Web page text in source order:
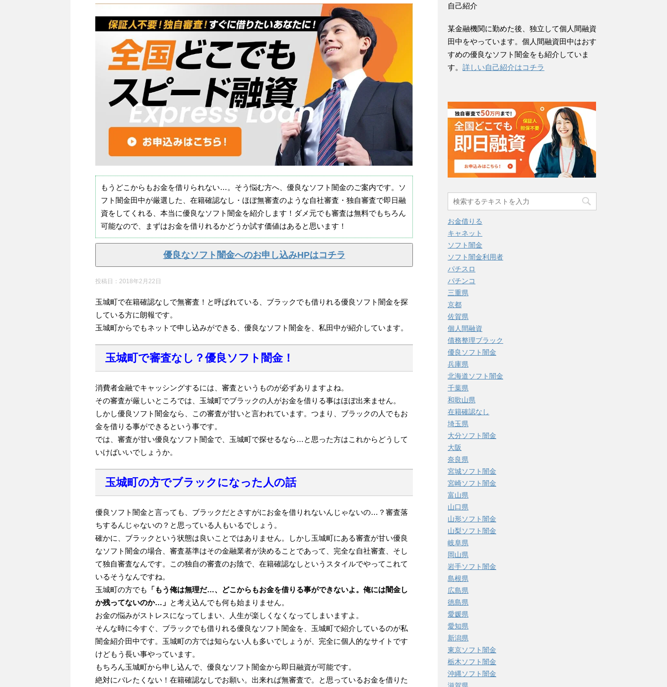
もうどこからもお金を借りられない…。そう悩む方へ、優良なソフト闇金のご案内です。ソ
フト闇金田中が厳選した、在籍確認なし・ほぼ無審査のような自社審査・独自審査で即日融
資をしてくれる、本当に優良なソフト闇金を紹介します！ダメ元でも審査は無料でもちろん
可能なので、まずはお金を借りれるかどうか試す価値はあると思います！
優良なソフト闇金へのお申し込みHPはコチラ
投稿日： 2018年2月22日
玉城町で在籍確認なしで無審査！と呼ばれている、ブラックでも借りれる優良ソフト闇金を探
している方に朗報です。
玉城町からでもネットで申し込みができる、優良なソフト闇金を、私田中が紹介しています。
玉城町で審査なし？優良ソフト闇金！
消費者金融でキャッシングするには、審査というものが必ずありますよね。
その審査が厳しいところでは、玉城町でブラックの人がお金を借りる事はほぼ出来ません。
しかし優良ソフト闇金なら、この審査が甘いと言われています。つまり、ブラックの人でもお
金を借りる事ができるという事です。
では、審査が甘い優良なソフト闇金で、玉城町で探せるなら…と思った方はこれからどうして
いけばいいでしょうか。
玉城町の方でブラックになった人の話
優良ソフト闇金と言っても、ブラックだとさすがにお金を借りれないんじゃないの…？審査落
ちするんじゃないの？と思っている人もいるでしょう。
確かに、ブラックという状態は良いことではありません。しかし玉城町にある審査が甘い優良
なソフト闇金の場合、審査基準はその金融業者が決めることであって、完全な自社審査、そし
て独自審査なんです。この独自の審査のお陰で、在籍確認なしというスタイルでやってこれて
いるそうなんですね。
玉城町の方でも
「もう俺は無理だ…、どこからもお金を借りる事ができないよ。俺には闇金し
か残ってないのか…」 と考え込んでも何も始まりません。
お金の悩みがストレスになってしまい、人生が楽しくなくなってしまいますよ。
そんな時に今すぐ、ブラックでも借りれる優良なソフト闇金を、玉城町で紹介しているのが私
闇金紹介田中です。玉城町の方では知らない人も多いでしょうが、完全に個人的なサイトです
けどもう長い事やっています。
もちろん玉城町から申し込んで、優良なソフト闇金から即日融資が可能です。
絶対にバレたくない！在籍確認なしでお願い。出来れば無審査で。と思っているお金を借りた
自己紹介
某金融機関に勤めた後、独立して個人間融資
田中をやっています。個人間融資田中はおす
すめの優良なソフト闇金をも紹介していま
す。 詳しい自己紹介はコチラ
お金借りる
キャネット
ソフト闇金
ソフト闇金利用者
パチスロ
パチンコ
三重県
京都
佐賀県
個人間融資
債務整理ブラック
優良ソフト闇金
兵庫県
北海道ソフト闇金
千葉県
和歌山県
在籍確認なし
埼玉県
大分ソフト闇金
大阪
奈良県
宮城ソフト闇金
宮崎ソフト闇金
富山県
山口県
山形ソフト闇金
山梨ソフト闇金
岐阜県
岡山県
岩手ソフト闇金
島根県
広島県
徳島県
愛媛県
愛知県
新潟県
東京ソフト闇金
栃木ソフト闇金
沖縄ソフト闇金